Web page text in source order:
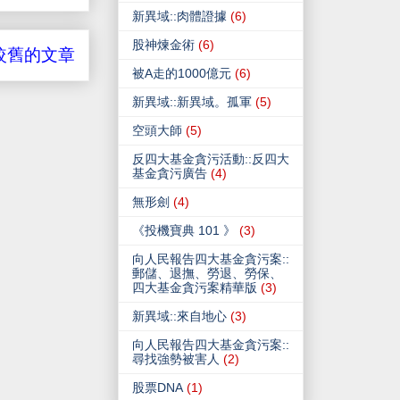
舊的文章
新異域::肉體證據 (6)
股神煉金術 (6)
被A走的1000億元 (6)
新異域::新異域。孤軍 (5)
空頭大師 (5)
反四大基金貪污活動::反四大
基金貪污廣告 (4)
無形劍 (4)
《投機寶典 101 》
(3)
向人民報告四大基金貪污案::
郵儲、退撫、勞退、勞保、
四大基金貪污案精華版 (3)
新異域::來自地心 (3)
向人民報告四大基金貪污案::
尋找強勢被害人 (2)
股票DNA (1)